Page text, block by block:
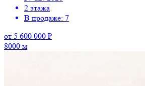
2 этажа
В продаже: 7
от 5 600 000 ₽
8000 м